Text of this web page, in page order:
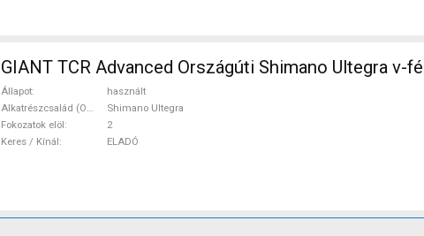
GIANT TCR Advanced Országúti Shimano Ultegra v-
Állapot
használt
Alkatrészcsalád (Outi)
Shimano Ultegra
Fokozatok elöl
2
Keres / Kínál
ELADÓ